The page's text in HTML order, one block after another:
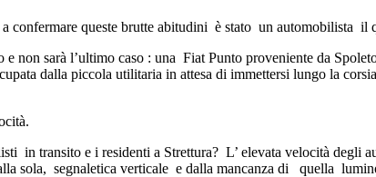
confermare queste brutte abitudini è stato un automobilista
non sarà l’ultimo caso : una Fiat Punto proveniente da
dalla piccola utilitaria in attesa di immettersi lungo la
in transito e i residenti a Strettura? L’ elevata velocità
sola, segnaletica verticale e dalla mancanza di quella